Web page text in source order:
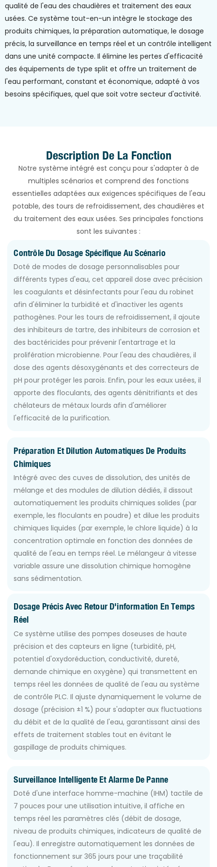
qualité de l'eau des chaudières et traitement des eaux
usées. Ce système tout-en-un intègre le stockage des
produits chimiques, la préparation automatique, le dosage
précis, la surveillance en temps réel et un contrôle intelligent
dans une unité compacte. Il élimine les pertes d'efficacité
des équipements de type split et offre un traitement de
l'eau performant, constant et économique, adapté à vos
besoins spécifiques, quel que soit votre secteur d'activité.
Description De La Fonction
Notre système intégré est conçu pour s'adapter à de
multiples scénarios et comprend des fonctions
essentielles adaptées aux exigences spécifiques de l'eau
potable, des tours de refroidissement, des chaudières et
du traitement des eaux usées. Ses principales fonctions
sont les suivantes :
Contrôle Du Dosage Spécifique Au Scénario
Doté de modes de dosage personnalisables pour
différents types d'eau, cet appareil dose avec précision
les coagulants et désinfectants pour l'eau du robinet
afin d'éliminer la turbidité et d'inactiver les agents
pathogènes. Pour les tours de refroidissement, il ajoute
des inhibiteurs de tartre, des inhibiteurs de corrosion et
des bactéricides pour prévenir l'entartrage et la
prolifération microbienne. Pour l'eau des chaudières, il
dose des agents désoxygénants et des correcteurs de
pH pour protéger les parois. Enfin, pour les eaux usées, il
apporte des floculants, des agents dénitrifiants et des
chélateurs de métaux lourds afin d'améliorer
l'efficacité de la purification.
Préparation Et Dilution Automatiques De Produits
Chimiques
Intégré avec des cuves de dissolution, des unités de
mélange et des modules de dilution dédiés, il dissout
automatiquement les produits chimiques solides (par
exemple, les floculants en poudre) et dilue les produits
chimiques liquides (par exemple, le chlore liquide) à la
concentration optimale en fonction des données de
qualité de l'eau en temps réel. Le mélangeur à vitesse
variable assure une dissolution chimique homogène
sans sédimentation.
Dosage Précis Avec Retour D'information En Temps
Réel
Ce système utilise des pompes doseuses de haute
précision et des capteurs en ligne (turbidité, pH,
potentiel d'oxydoréduction, conductivité, dureté,
demande chimique en oxygène) qui transmettent en
temps réel les données de qualité de l'eau au système
de contrôle PLC. Il ajuste dynamiquement le volume de
dosage (précision ±1 %) pour s'adapter aux fluctuations
du débit et de la qualité de l'eau, garantissant ainsi des
effets de traitement stables tout en évitant le
gaspillage de produits chimiques.
Surveillance Intelligente Et Alarme De Panne
Doté d'une interface homme-machine (IHM) tactile de
7 pouces pour une utilisation intuitive, il affiche en
temps réel les paramètres clés (débit de dosage,
niveau de produits chimiques, indicateurs de qualité de
l'eau). Il enregistre automatiquement les données de
fonctionnement sur 365 jours pour une traçabilité